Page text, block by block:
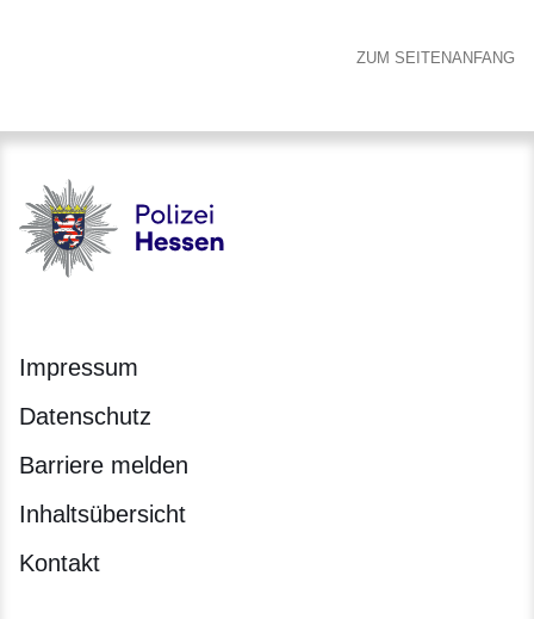
ZUM SEITENANFANG
Polizei - Polizei.hessen.de
Impressum
Datenschutz
Barriere melden
Inhaltsübersicht
Kontakt